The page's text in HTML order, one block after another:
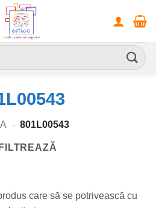
- 801L00543
FILTREAZĂ
care să se potrivească cu